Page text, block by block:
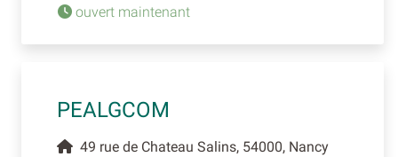
ouvert maintenant
PEALGCOM
49 rue de Chateau Salins, 54000, Nancy